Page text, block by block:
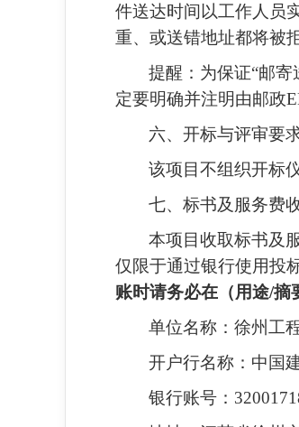
件送达时间以工作人员
重、或送错地址都将被
提醒：为保证“邮
定要明确并注明由邮政
六、开标与评审要
该项目不组织开标仪
七、标书及服务费
本项目收取标书及
仅限于通过银行使用投
账时请务必在（用途/摘
单位名称：徐州工
开户行名称：中国
银行账号：